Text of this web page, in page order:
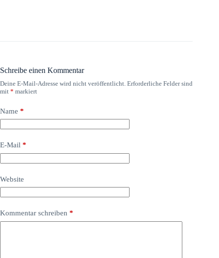
Schreibe einen Kommentar
Deine E-Mail-Adresse wird nicht veröffentlicht. Erforderliche Felder sind
mit * markiert
Name *
E-Mail *
Website
Kommentar schreiben *